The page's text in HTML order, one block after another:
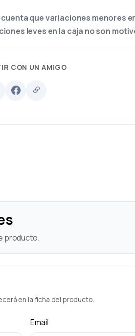
cuenta que variaciones menores
leves en la caja no son
CON UN AMIGO
producto.
en la ficha del producto.
Email